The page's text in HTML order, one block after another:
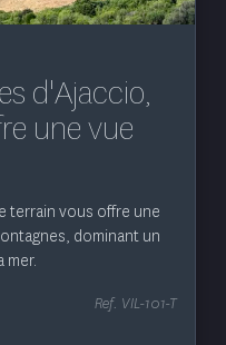
d'Ajaccio,
une vue
terrain vous offre une
dominant un
mer.
Ref. VIL-101-T